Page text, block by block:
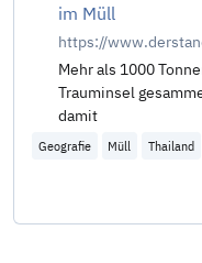
im Müll
Mehr als 1000
Trauminsel
damit
Geografie Müll Thailand